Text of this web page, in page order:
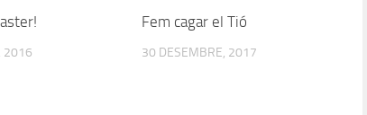
2016
Fem cagar el Tió
30 DESEMBRE, 2017